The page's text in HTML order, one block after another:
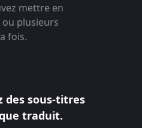
mettre en
plusieurs
fois.
des sous-titres
traduit.